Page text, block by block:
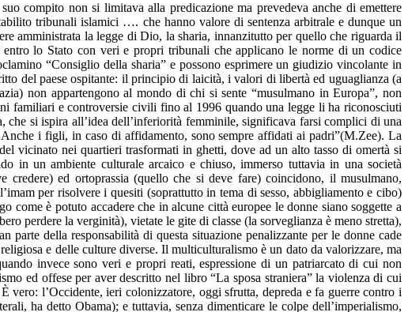
compito non si limitava alla predicazione ma prevedeva anche di emettere
tribunali islamici …. che hanno valore di sentenza arbitrale e dunque un
amministrata la legge di Dio, la sharia, innanzitutto per quello che riguarda il
lo Stato con veri e propri tribunali che applicano le norme di un codice
“Consiglio della sharia” e possono esprimere un giudizio vincolante in
del paese ospitante: il principio di laicità, i valori di libertà ed uguaglianza (a
non appartengono al mondo di chi si sente “musulmano in Europa”, non
familiari e controversie civili fino al 1996 quando una legge li ha riconosciuti
che si ispira all’idea dell’inferiorità femminile, significava farsi complici di una
i figli, in caso di affidamento, sono sempre affidati ai padri”(M.Zee). La
vicinato nei quartieri trasformati in ghetti, dove ad un alto tasso di omertà si
in un ambiente culturale arcaico e chiuso, immerso tuttavia in una società
ed ortoprassia (quello che si deve fare) coincidono, il musulmano,
per risolvere i quesiti (soprattutto in tema di sesso, abbigliamento e cibo)
è potuto accadere che in alcune città europee le donne siano soggette a
perdere la verginità), vietate le gite di classe (la sorveglianza è meno stretta),
della responsabilità di questa situazione penalizzante per le donne cade
e delle culture diverse. Il multiculturalismo è un dato da valorizzare, ma
invece sono veri e propri reati, espressione di un patriarcato di cui non
ed offese per aver descritto nel libro “La sposa straniera” la violenza di cui
l’Occidente, ieri colonizzatore, oggi sfrutta, depreda e fa guerre contro i
ha detto Obama); e tuttavia, senza dimenticare le colpe dell’imperialismo,